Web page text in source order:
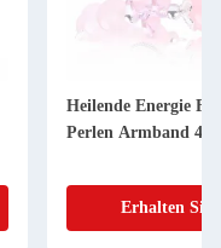
Heilende Energie
Perlen Armband 4/
Erhalten Sie